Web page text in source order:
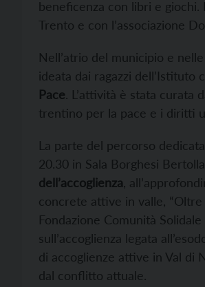
beneficenza con libri e
Trento e con l’associazione
Nell’atrio del municipio e
ideata dai ragazzi dell’Istituto
Pace. L’attività è stata curata
trentino per la pace e i diritti
La parte del percorso
20.30 in Sala Borghesi
dell’accoglienza ,
concrete attive in valle,
Fondazione Comunità
sull’accoglienza legata
di accoglienze attive in Val di
dal conflitto attuale.